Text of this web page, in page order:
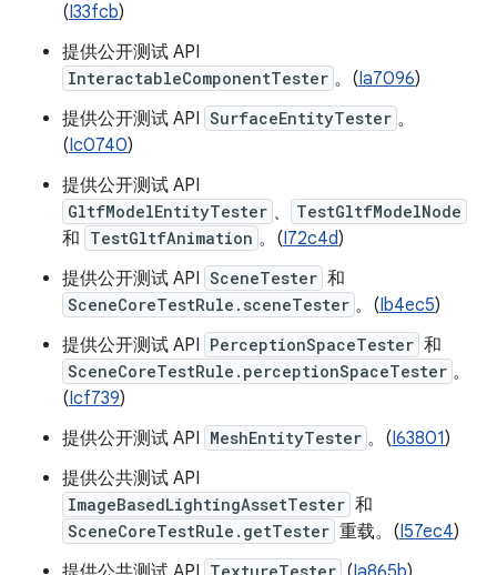
(I33fcb)
提供公开测试 API
InteractableComponentTester 。(Ia7096)
提供公开测试 API SurfaceEntityTester 。
(Ic0740)
提供公开测试 API
GltfModelEntityTester 、 TestGltfModelNode
和 TestGltfAnimation 。(I72c4d)
提供公开测试 API SceneTester 和
SceneCoreTestRule.sceneTester 。(Ib4ec5)
提供公开测试 API PerceptionSpaceTester 和
SceneCoreTestRule.perceptionSpaceTester 。
(Icf739)
提供公开测试 API MeshEntityTester 。(I63801)
提供公共测试 API
ImageBasedLightingAssetTester 和
SceneCoreTestRule.getTester 重载。(I57ec4)